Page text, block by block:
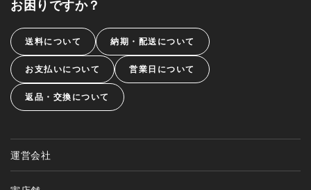
お困りですか？
送料について 納期・配送について
お支払いについて 営業日について
返品・交換について
運営会社